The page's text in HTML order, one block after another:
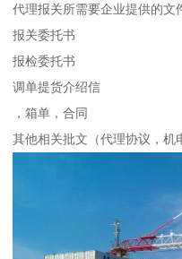
代理报关所需要企业提供的文
报关委托书
报检委托书
调单提货介绍信
，箱单，合同
其他相关批文（代理协议，机